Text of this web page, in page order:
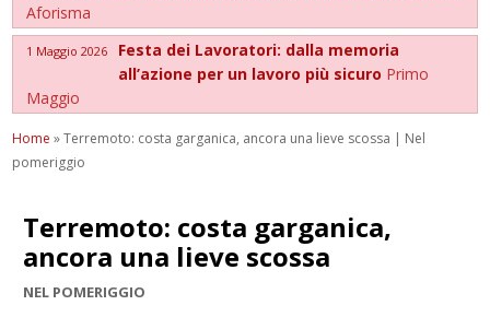
Aforisma
1 Maggio 2026
Festa dei Lavoratori: dalla memoria
all’azione per un lavoro più sicuro Primo
Maggio
Home »Terremoto: costa garganica, ancora una lieve scossa | Nel
pomeriggio
Terremoto: costa garganica,
ancora una lieve scossa
NEL POMERIGGIO